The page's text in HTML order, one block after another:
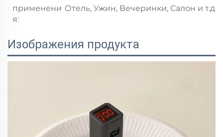
применени
я:
Отель, Ужин, Вечеринки, Салон и т.д.
Изображения продукта